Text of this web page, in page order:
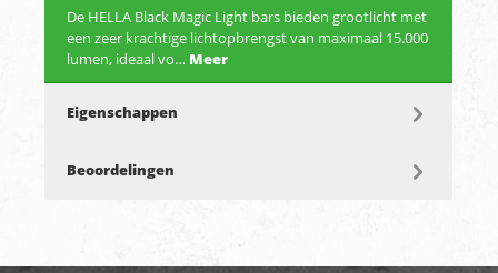
De HELLA Black Magic Light bars bieden grootlicht met
een zeer krachtige lichtopbrengst van maximaal 15.000
lumen, ideaal vo… Meer
Eigenschappen
Beoordelingen